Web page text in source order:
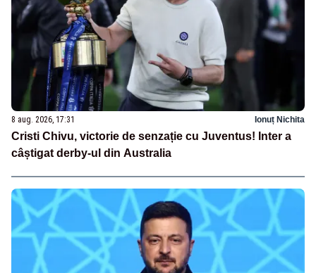
8 aug. 2026, 17:31 Ionuț Nichita
Cristi Chivu, victorie de senzație cu Juventus! Inter a
câștigat derby-ul din Australia